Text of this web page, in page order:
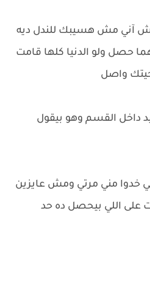
آني مش هسيبك للندل ديه
ولو الدنيا كلها قامت
واصل
القسم وهو بيقول
خدوا مني مرتي ومش عايزين
اللي بيحصل ده حد